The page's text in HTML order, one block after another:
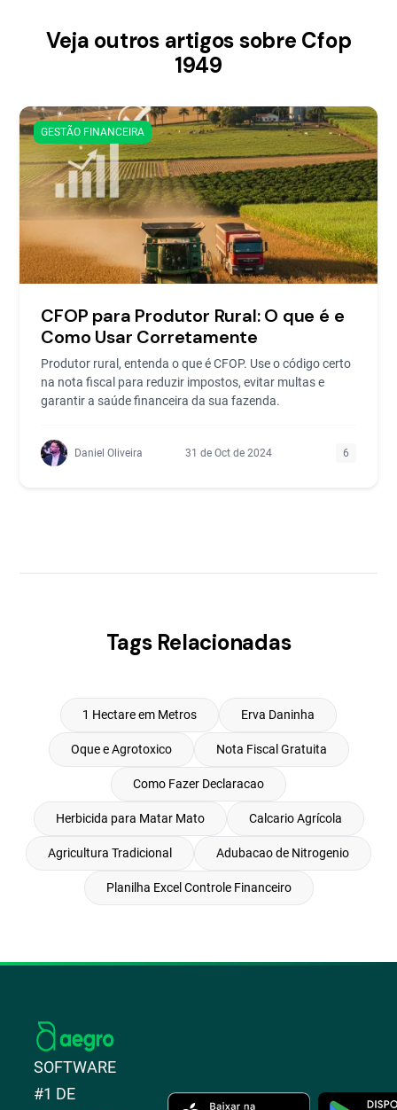
Veja outros artigos sobre Cfop
1949
GESTÃO FINANCEIRA
CFOP para Produtor Rural: O que é e
Como Usar Corretamente
Produtor rural, entenda o que é CFOP. Use o código certo
na nota fiscal para reduzir impostos, evitar multas e
garantir a saúde financeira da sua fazenda.
Daniel Oliveira 31 de Oct de 2024 6
Tags Relacionadas
1 Hectare em Metros Erva Daninha
Oque e Agrotoxico Nota Fiscal Gratuita
Como Fazer Declaracao
Herbicida para Matar Mato Calcario Agrícola
Agricultura Tradicional Adubacao de Nitrogenio
Planilha Excel Controle Financeiro
SOFTWARE
#1 DE